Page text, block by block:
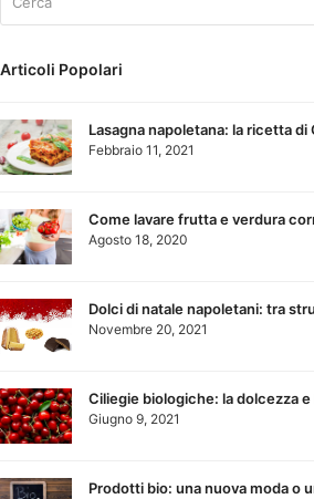
Articoli Popolari
Lasagna napoletana: la ricetta di
Febbraio 11, 2021
Come lavare frutta e verdura
Agosto 18, 2020
Dolci di natale napoletani: tra
Novembre 20, 2021
Ciliegie biologiche: la dolcezza e
Giugno 9, 2021
Prodotti bio: una nuova moda o